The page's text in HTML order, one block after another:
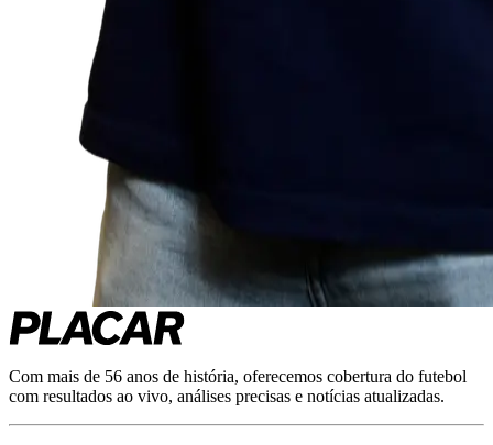
Com mais de 56 anos de história, oferecemos cobertura do futebol
com resultados ao vivo, análises precisas e notícias atualizadas.